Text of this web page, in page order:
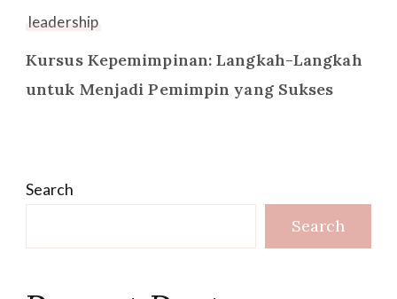
leadership
Kursus Kepemimpinan: Langkah-Langkah
untuk Menjadi Pemimpin yang Sukses
Search
Search